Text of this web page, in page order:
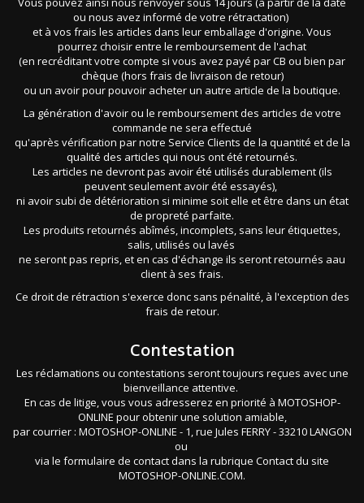
ou nous avez informé de votre rétractation)
et à vos frais les articles dans leur emballage d'origine. Vous
pourrez choisir entre le remboursement de l'achat
(en recréditant votre compte si vous avez payé par CB ou bien par
chèque (hors frais de livraison de retour)
ou un avoir pour pouvoir acheter un autre article de la boutique.
La génération d'avoir ou le remboursement des articles de votre
commande ne sera effectué
qu'après vérification par notre Service Clients de la quantité et de la
qualité des articles qui nous ont été retournés.
Les articles ne devront pas avoir été utilisés durablement (ils
peuvent seulement avoir été essayés),
ni avoir subi de détérioration si minime soit elle et être dans un état
de propreté parfaite.
Les produits retournés abîmés, incomplets, sans leur étiquettes,
salis, utilisés ou lavés
ne seront pas repris, et en cas d'échange ils seront retournés aau
client à ses frais.
Ce droit de rétraction s'exerce donc sans pénalité, à l'exception des
frais de retour.
Contestation
Les réclamations ou contestations seront toujours reçues avec une
bienveillance attentive.
En cas de litige, vous vous adresserez en priorité à MOTOSHOP-
ONLINE pour obtenir une solution amiable,
par courrier : MOTOSHOP-ONLINE - 1, rue Jules FERRY - 33210 LANGON
ou
via le formulaire de contact dans la rubrique Contact du site
MOTOSHOP-ONLINE.COM.